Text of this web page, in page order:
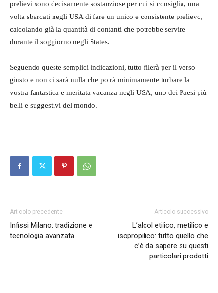
prelievi sono decisamente sostanziose per cui si consiglia, una
volta sbarcati negli USA di fare un unico e consistente prelievo,
calcolando già la quantità di contanti che potrebbe servire
durante il soggiorno negli States.
Seguendo queste semplici indicazioni, tutto filerà per il verso
giusto e non ci sarà nulla che potrà minimamente turbare la
vostra fantastica e meritata vacanza negli USA, uno dei Paesi più
belli e suggestivi del mondo.
Articolo precedente
Infissi Milano: tradizione e
tecnologia avanzata
Articolo successivo
L’alcol etilico, metilico e
isopropilico: tutto quello che
c’è da sapere su questi
particolari prodotti